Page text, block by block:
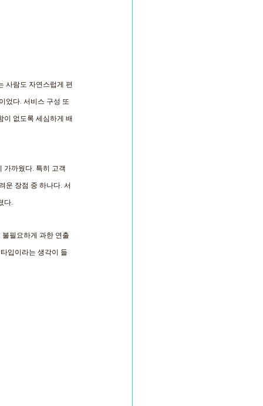
사람도 자연스럽게 편
었다. 서비스 구성 또
이 없도록 세심하게 배
가까웠다. 특히 고객
운 장점 중 하나다. 서
다.
불필요하게 과한 연출
입이라는 생각이 들